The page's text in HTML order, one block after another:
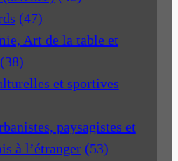
(47)
Art de la table et
(38)
et sportives
paysagistes et
à l’étranger (53)